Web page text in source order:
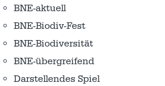
BNE-aktuell
BNE-Biodiv-Fest
BNE-Biodiversität
BNE-übergreifend
Darstellendes Spiel